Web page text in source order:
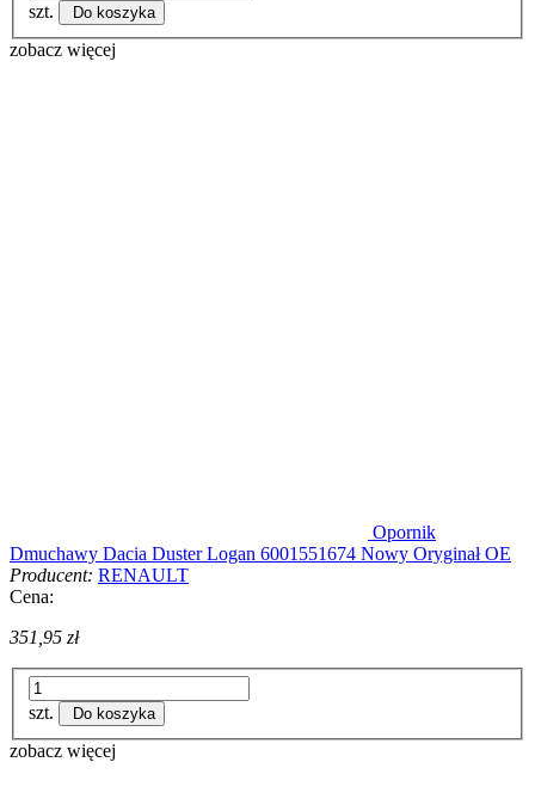
szt. Do koszyka
zobacz więcej
Opornik
Dmuchawy Dacia Duster Logan 6001551674 Nowy Oryginał OE
Producent: RENAULT
Cena:
351,95 zł
szt. Do koszyka
zobacz więcej